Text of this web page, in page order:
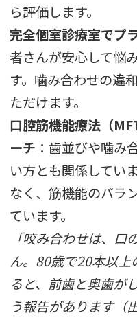
ら評価します。
完全個室診療室でプ
者さんが安心して悩
す。噛み合わせの違
ただけます。
口腔筋機能療法（
ーチ ：歯並びや噛み
い方とも関係してい
なく、筋機能のバラ
ています。
「咬み合わせは、
ん。80歳で20本以上
ると、前歯と奥歯が
う報告があります（